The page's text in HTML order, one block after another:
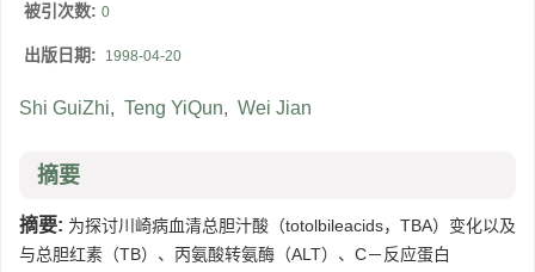
被引次数: 0
出版日期: 1998-04-20
Shi GuiZhi, Teng YiQun, Wei Jian
摘要
摘要: 为探讨川崎病血清总胆汁酸（totolbileacids，TBA）变化以及
与总胆红素（TB）、丙氨酸转氨酶（ALT）、C－反应蛋白